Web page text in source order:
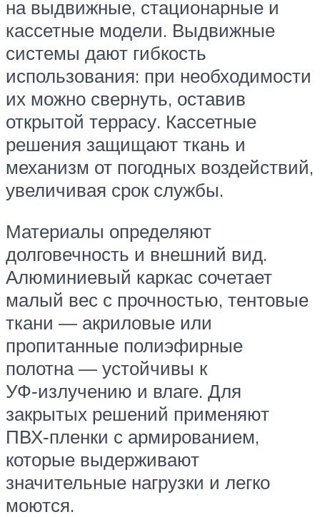
на выдвижные, стационарные и
кассетные модели. Выдвижные
системы дают гибкость
использования: при необходимости
их можно свернуть, оставив
открытой террасу. Кассетные
решения защищают ткань и
механизм от погодных воздействий,
увеличивая срок службы.
Материалы определяют
долговечность и внешний вид.
Алюминиевый каркас сочетает
малый вес с прочностью, тентовые
ткани — акриловые или
пропитанные полиэфирные
полотна — устойчивы к
УФ‑излучению и влаге. Для
закрытых решений применяют
ПВХ‑пленки с армированием,
которые выдерживают
значительные нагрузки и легко
моются.